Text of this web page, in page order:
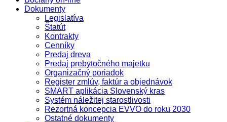
Dokumenty
Legislatíva
Štatút
Kontrakty
Cenníky
Predaj dreva
Predaj prebytočného majetku
Organizačný poriadok
Register zmlúv, faktúr a objednávok
SMART aplikácia Slovenský kras
Systém náležitej starostlivosti
Rezortná koncepcia EVVO do roku 2030
Ostatné dokumenty